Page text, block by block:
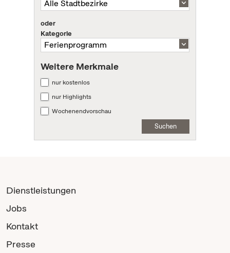
oder
Kategorie
Weitere Merkmale
nur kostenlos
nur Highlights
Wochenendvorschau
Suchen
Dienstleistungen
Jobs
Kontakt
Presse